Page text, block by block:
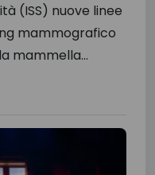
(ISS) nuove linee
mammografico
mammella...